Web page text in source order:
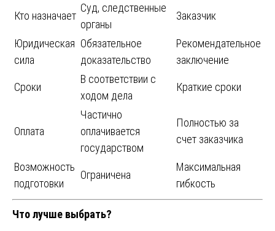
Кто назначает
Суд, следственные
органы
Заказчик
Юридическая
сила
Обязательное
доказательство
Рекомендательное
заключение
Сроки
В соответствии с
ходом дела
Краткие сроки
Оплата
Частично
оплачивается
государством
Полностью за
счет заказчика
Возможность
подготовки
Ограничена
Максимальная
гибкость
Что лучше выбрать?